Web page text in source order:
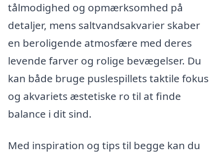
tålmodighed og opmærksomhed på
detaljer, mens saltvandsakvarier skaber
en beroligende atmosfære med deres
levende farver og rolige bevægelser. Du
kan både bruge puslespillets taktile fokus
og akvariets æstetiske ro til at finde
balance i dit sind.
Med inspiration og tips til begge kan du